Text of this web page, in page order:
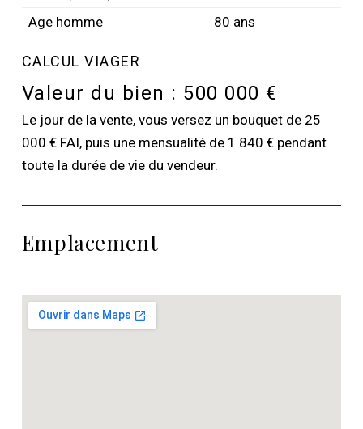
Age homme
80 ans
CALCUL VIAGER
Valeur du bien : 500 000 €
Le jour de la vente, vous versez un bouquet de 25
000 € FAI, puis une mensualité de 1 840 € pendant
toute la durée de vie du vendeur.
Emplacement